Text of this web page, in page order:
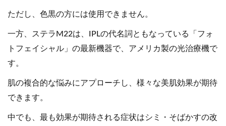
ただし、色黒の方には使用できません。
一方、ステラM22は、IPLの代名詞ともなっている「フォ
トフェイシャル」の最新機器で、アメリカ製の光治療機で
す。
肌の複合的な悩みにアプローチし、様々な美肌効果が期待
できます。
中でも、最も効果が期待される症状はシミ・そばかすの改